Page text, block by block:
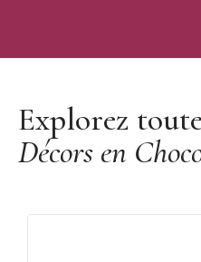
Explorez
Décors en